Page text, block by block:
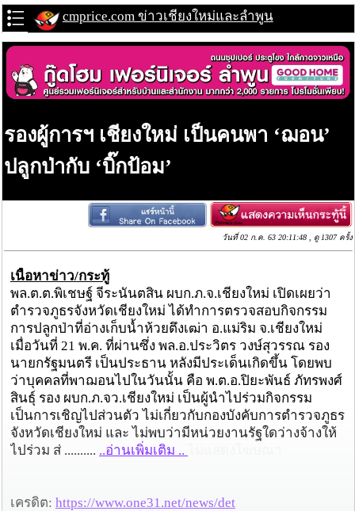
cmprice.com ข่าวเชียงใหม่และลำพูน
รองผู้การฯ เชียงใหม่ เป็นคนพา ‘ฌอน’
ปลูกป่ากับ ‘บิ๊กป้อม’
วันที่ 02 ก.ค. 63 20:11:48 , ดู 1307 ครั้ง
เนื้อหาข่าว/กระทู้
พล.ต.ต.พิเชษฐ์ จีระนันตสิน ผบก.ภ.จ.เชียงใหม่ เปิดเผยว่า
ตำรวจภูธรจังหวัดเชียงใหม่ ได้ทำการตรวจสอบกิจกรรม
การปลูกป่าที่อ่างเก็บน้ำห้วยตึงเฒ่า อ.แม่ริม จ.เชียงใหม่
เมื่อวันที่ 21 พ.ค. ที่ผ่านซึ่ง พล.อ.ประวิตร วงษ์สุวรรณ รอง
นายกรัฐมนตรี เป็นประธาน หลังมีประเด็นเกิดขึ้น โดยพบ
ว่าบุคคลที่พาฌอนไปในวันนั้น คือ พ.ต.อ.ปิยะพันธ์ ภัทรพงศ์
สินธุ์ รอง ผบก.ภ.จว.เชียงใหม่ เป็นผู้นำไปร่วมกิจกรรม
เป็นการเชิญไปส่วนตัว ไม่เกี่ยวกับกองบังคับการตำรวจภูธร
จังหวัดเชียงใหม่ และ ไม่พบว่ามีหน่วยงานรัฐใดว่างจ้างให้
ไปร่วม ส่ .......... ..อ่านเพิ่มเติม ..
เครดิต: https://www.one31.net/news/det